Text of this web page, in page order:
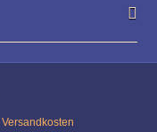
Versandkosten